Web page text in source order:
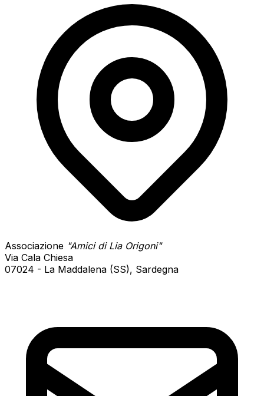
Associazione "Amici di Lia Origoni"
Via Cala Chiesa
07024 - La Maddalena (SS), Sardegna